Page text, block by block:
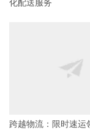
跨越物流：限时速运